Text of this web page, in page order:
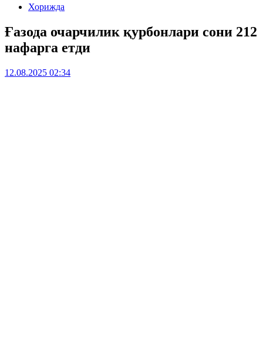
Хорижда
Ғазода очарчилик қурбонлари сони 212
нафарга етди
12.08.2025 02:34